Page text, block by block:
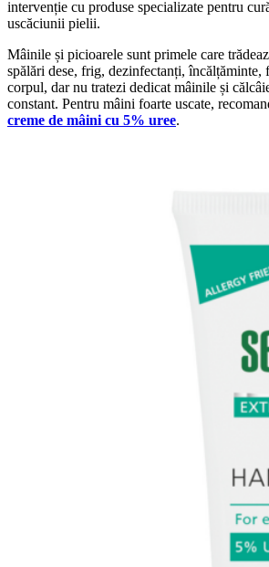
intervenție cu produse specializate pentru
uscăciunii pielii.
Mâinile și picioarele sunt primele care
spălări dese, frig, dezinfectanți, încălțăminte,
corpul, dar nu tratezi dedicat mâinile și
constant. Pentru mâini foarte uscate,
creme de mâini cu 5% uree.